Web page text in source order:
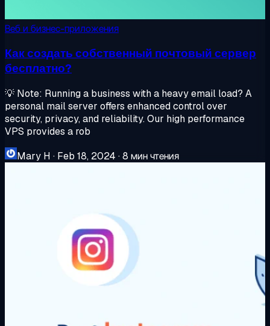
Веб и бизнес-приложения
Как создать собственный почтовый сервер
бесплатно?
💡 Note: Running a business with a heavy email load? A
personal mail server offers enhanced control over
security, privacy, and reliability. Our high performance
VPS provides a rob
Mary H · Feb 18, 2024 ·8 мин чтения